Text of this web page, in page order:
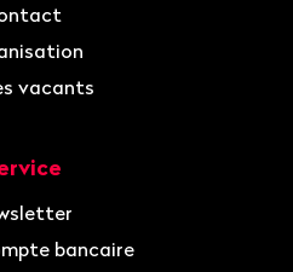
vacants
bancaire